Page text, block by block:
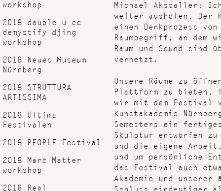
workshop
2018 double u cc
demystify djing
workshop
2018 Neues Museum
Nürnberg
2018 STRUTTURA
ARTISSIMA
2018 Ultima
Festivalen
2018 PEOPLE Festival
2018 Marc Matter
workshop
2018 Real
Michael Akstaller:
weiter ausholen. Der
einen Denkprozess
Raumbegriff, an dem
Raum und Sound
vernetzt.
Unsere Räume zu
Plattform zu bieten,
wir mit dem Festival
Kunstakademie
Semesters ein
Skulptur entworfen zu
und die eigene Arbeit,
und um persönliche
das Festival auch
Akademie und
Schluss eindeutiger